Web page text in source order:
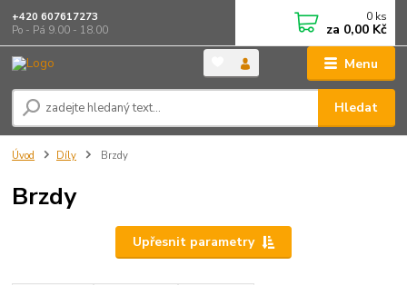
Menu
Hledat
+420 607617273
Po - Pá 9.00 - 18.00
0 ks
za 0,00 Kč
Úvod Díly Brzdy
Brzdy
Upřesnit parametry